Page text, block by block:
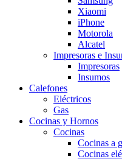
Xiaomi
iPhone
Motorola
Alcatel
Impresoras e
Impresoras
Insumos
Calefones
Eléctricos
Gas
Cocinas y Hornos
Cocinas
Cocinas a
Cocinas